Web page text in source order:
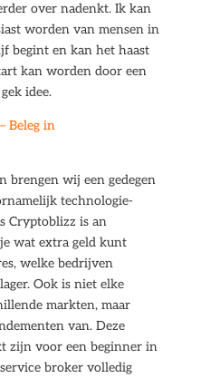
over nadenkt. Ik kan
worden van mensen in
begint en kan het haast
kan worden door een
idee.
Beleg in
brengen wij een gedegen
technologie-
Cryptoblizz is an
wat extra geld kunt
welke bedrijven
Ook is niet elke
markten, maar
van. Deze
zijn voor een beginner in
broker volledig